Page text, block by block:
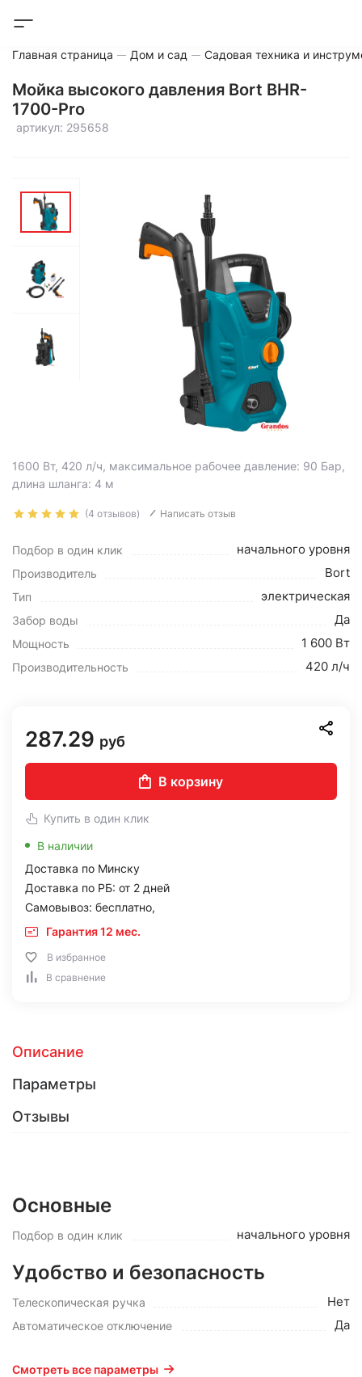
Главная страница Дом и сад Садовая техника и
Мойка высокого давления Bort BHR-
1700-Pro
артикул: 295658
1600 Вт, 420 л/ч, максимальное рабочее давление: 90 Бар,
длина шланга: 4 м
(4 отзывов) Написать отзыв
Подбор в один клик начального уровня
Производитель Bort
Тип электрическая
Забор воды Да
Мощность 1 600 Вт
Производительность 420 л/ч
287.29 руб
В корзину
Купить в один клик
В наличии
Доставка по Минску
Доставка по РБ: от 2 дней
Самовывоз: бесплатно,
Гарантия 12 мес.
В избранное
В сравнение
Описание
Параметры
Отзывы
Основные
Подбор в один клик начального уровня
Удобство и безопасность
Телескопическая ручка Нет
Автоматическое отключение Да
Смотреть все параметры